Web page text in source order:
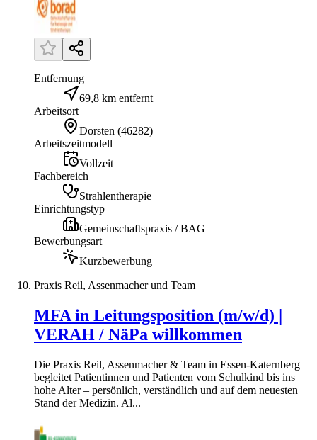
Entfernung
69,8 km entfernt
Arbeitsort
Dorsten (46282)
Arbeitszeitmodell
Vollzeit
Fachbereich
Strahlentherapie
Einrichtungstyp
Gemeinschaftspraxis / BAG
Bewerbungsart
Kurzbewerbung
Praxis Reil, Assenmacher und Team
MFA in Leitungsposition (m/w/d) |
VERAH / NäPa willkommen
Die Praxis Reil, Assenmacher & Team in Essen-Katernberg
begleitet Patientinnen und Patienten vom Schulkind bis ins
hohe Alter – persönlich, verständlich und auf dem neuesten
Stand der Medizin. Al...